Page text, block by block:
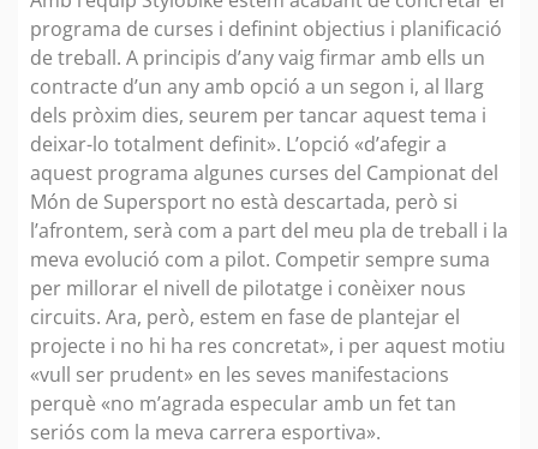
programa de curses i definint objectius i planificació
de treball. A principis d’any vaig firmar amb ells un
contracte d’un any amb opció a un segon i, al llarg
dels pròxim dies, seurem per tancar aquest tema i
deixar-lo totalment definit». L’opció «d’afegir a
aquest programa algunes curses del Campionat del
Món de Supersport no està descartada, però si
l’afrontem, serà com a part del meu pla de treball i la
meva evolució com a pilot. Competir sempre suma
per millorar el nivell de pilotatge i conèixer nous
circuits. Ara, però, estem en fase de plantejar el
projecte i no hi ha res concretat», i per aquest motiu
«vull ser prudent» en les seves manifestacions
perquè «no m’agrada especular amb un fet tan
seriós com la meva carrera esportiva».